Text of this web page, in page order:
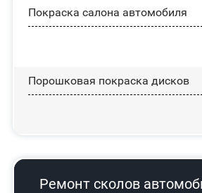
Покраска салона автомобиля
Порошковая покраска дисков
Ремонт сколов